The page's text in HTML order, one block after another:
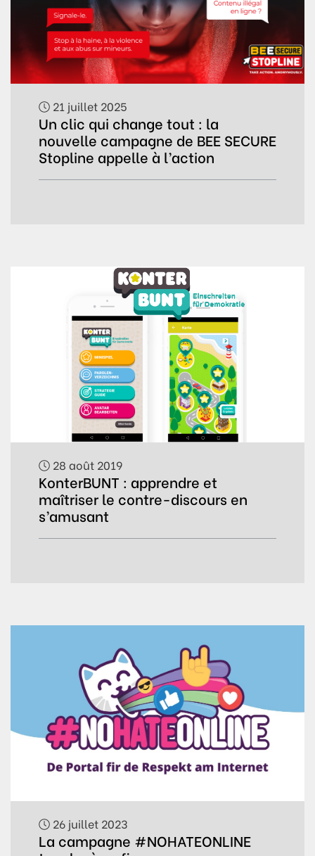
21 juillet 2025
Un clic qui change tout : la
nouvelle campagne de BEE SECURE
Stopline appelle à l’action
28 août 2019
KonterBUNT : apprendre et
maîtriser le contre-discours en
s’amusant
26 juillet 2023
La campagne #NOHATEONLINE